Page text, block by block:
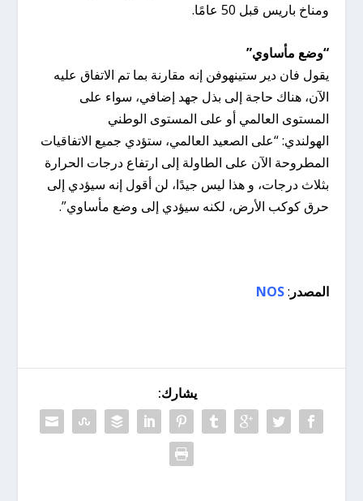
ومناخ باريس قبل 50 عامًا.
“وضع مأساوي”
يقول فان دير ستينهوفن إنه مقارنة بما تم الاتفاق عليه
الآن، هناك حاجة إلى بذل جهد إضافي، سواء على
المستوى العالمي أو على المستوى الوطني
الهولندي: “على الصعيد العالمي، ستؤدي جميع الاتفاقيات
المطروحة الآن على الطاولة إلى ارتفاع درجات الحرارة
بثلاث درجات، و هذا ليس جيدًا، لن أقول إنه سيؤدي إلى
حرق كوكب الأرض، لكنه سيؤدي إلى وضع مأساوي”.
المصدر :
NOS
يشارك: